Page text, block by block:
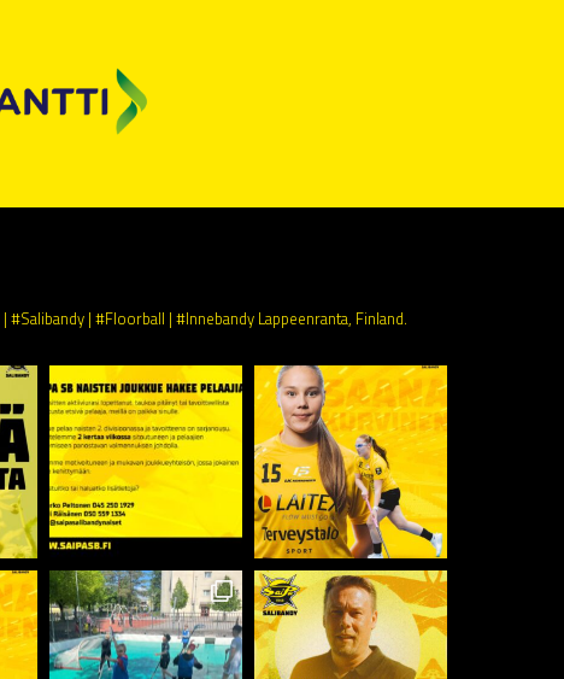
| #Salibandy | #Floorball | #Innebandy Lappeenranta, Finland.